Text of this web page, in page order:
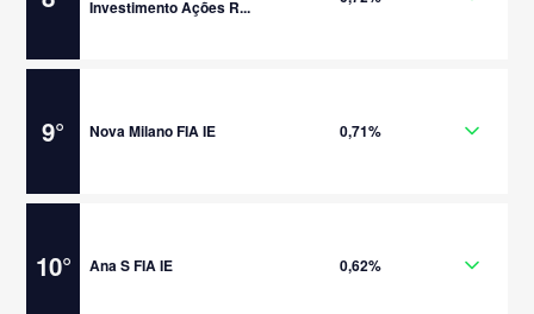
Investimento Ações R...
9° Nova Milano FIA IE 0,71%
10° Ana S FIA IE 0,62%